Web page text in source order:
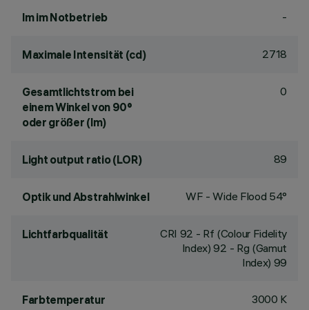
lm im Notbetrieb -
Maximale Intensität (cd) 2718
Gesamtlichtstrom bei
einem Winkel von 90°
oder größer (lm)
0
Light output ratio (LOR) 89
Optik und Abstrahlwinkel WF - Wide Flood 54°
Lichtfarbqualität CRI 92 - Rf (Colour Fidelity
Index) 92 - Rg (Gamut
Index) 99
Farbtemperatur 3000 K